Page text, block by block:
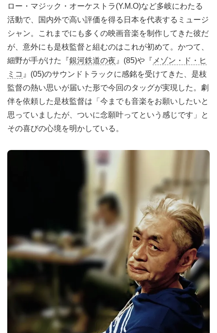
ロー・マジック・オーケストラ(Y.M.O)など多岐にわたる
活動で、国内外で高い評価を得る日本を代表するミュージ
シャン。これまでにも多くの映画音楽を制作してきた彼だ
が、意外にも是枝監督と組むのはこれが初めて。かつて、
細野が手がけた『 銀河鉄道の夜』(85)や『 メゾン・ド・ヒ
ミコ 』(05)のサウンドトラックに感銘を受けてきた、是枝
監督の熱い思いが届いた形で今回のタッグが実現した。劇
伴を依頼した是枝監督は「今までも音楽をお願いしたいと
思っていましたが、ついに念願叶ってという感じです」と
その喜びの心境を明かしている。